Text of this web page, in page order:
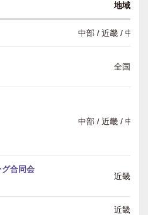
地域
中部 / 近畿 / 中国
全国
中部 / 近畿 / 中国
合同会
近畿
近畿